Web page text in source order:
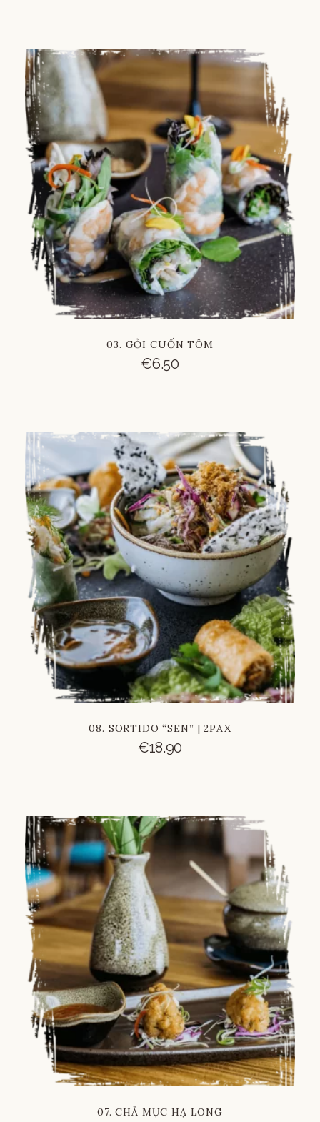
03. GỎI CUỐN TÔM
€6.50
08. SORTIDO “SEN” | 2PAX
€18.90
07. CHẢ MỰC HẠ LONGChinese
Vietnamese
Russian